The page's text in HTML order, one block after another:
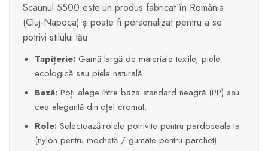
Scaunul 5500 este un produs fabricat în România
(Cluj-Napoca) și poate fi personalizat pentru a se
potrivi stilului tău:
Tapițerie:Gamă largă de materiale textile, piele
ecologică sau piele naturală.
Bază:Poți alege între baza standard neagră (PP) sau
cea elegantă din oțel cromat.
Role:Selectează rolele potrivite pentru pardoseala ta
(nylon pentru mochetă / gumate pentru parchet).